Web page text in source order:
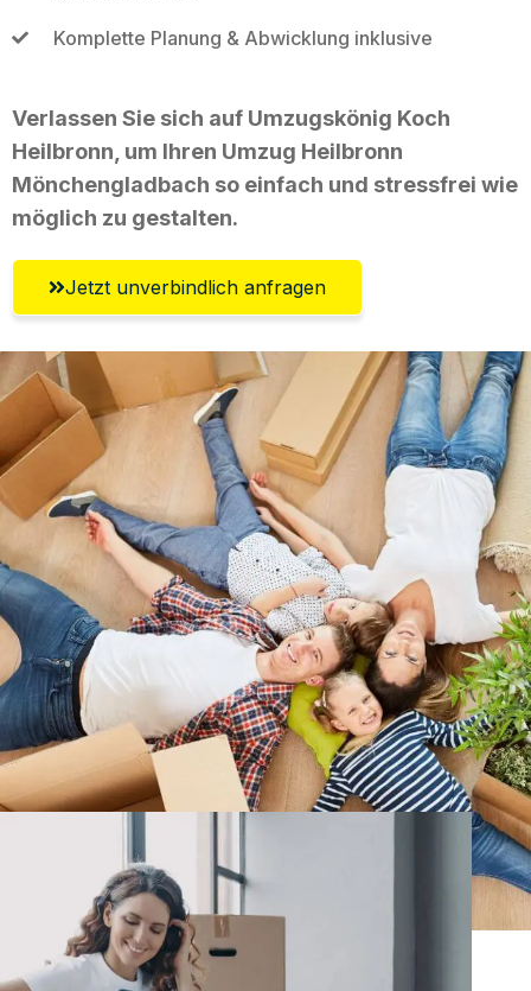
Komplette Planung & Abwicklung inklusive
Verlassen Sie sich auf Umzugskönig Koch
Heilbronn, um Ihren Umzug Heilbronn
Mönchengladbach so einfach und stressfrei wie
möglich zu gestalten.
Jetzt unverbindlich anfragen